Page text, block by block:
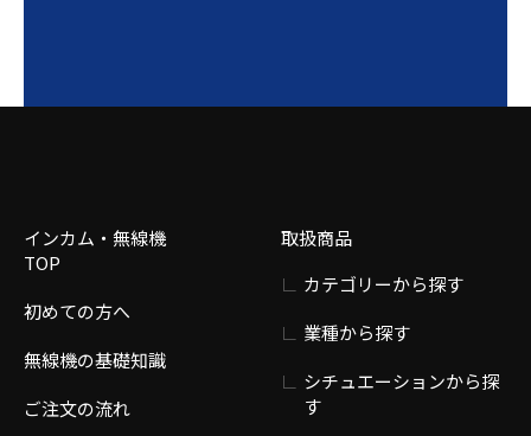
インカム・無線機
TOP
初めての方へ
無線機の基礎知識
ご注文の流れ
取扱商品
カテゴリーから探す
業種から探す
シチュエーションから探
す